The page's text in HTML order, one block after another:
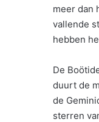
meer dan
vallende
hebben
De
duurt de
de
sterren